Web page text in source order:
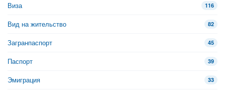
Виза 116
Вид на жительство 82
Загранпаспорт 45
Паспорт 39
Эмиграция 33